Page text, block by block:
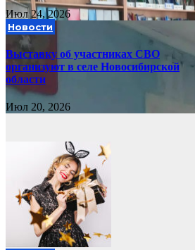
Июл 24, 2026
Новости
Выставку об участниках СВО
организуют в селе Новосибирской
области
Июл 20, 2026